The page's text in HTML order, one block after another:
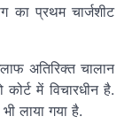
का प्रथम चार्जशीट
अतिरिक्त चालान
में विचारधीन है.
लाया गया है.